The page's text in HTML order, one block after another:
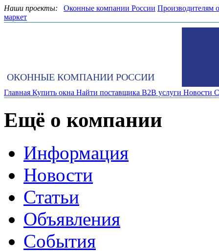
Наши проекты: Оконные компании России Производителям
маркет
ОКОННЫЕ КОМПАНИИ РОССИИ
Главная Купить окна Найти поставщика B2B услуги Новости
Ещё о компании
Информация
Новости
Статьи
Объявления
События